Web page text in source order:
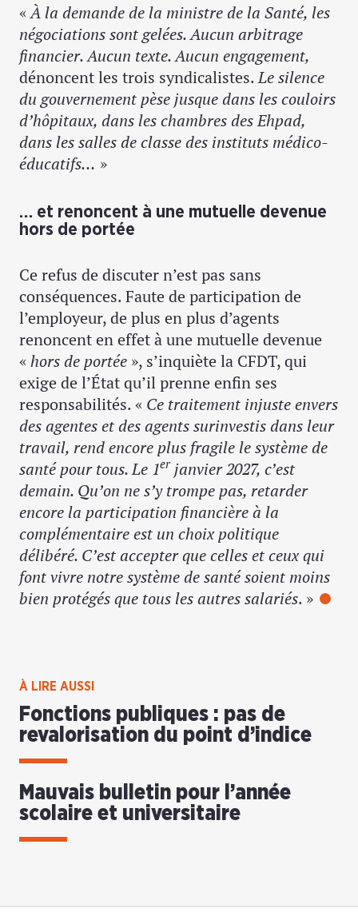
«À la demande de la ministre de la Santé, les
négociations sont gelées. Aucun arbitrage
financier. Aucun texte. Aucun engagement,
dénoncent les trois syndicalistes.Le silence
du gouvernement pèse jusque dans les couloirs
d’hôpitaux, dans les chambres des Ehpad,
dans les salles de classe des instituts médico-
éducatifs… »
… et renoncent à une mutuelle devenue
hors de portée
Ce refus de discuter n’est pas sans
conséquences. Faute de participation de
l’employeur, de plus en plus d’agents
renoncent en effet à une mutuelle devenue
« hors de portée », s’inquiète la CFDT, qui
exige de l’État qu’il prenne enfin ses
responsabilités. « Ce traitement injuste envers
des agentes et des agents surinvestis dans leur
travail, rend encore plus fragile le système de
santé pour tous. Le 1erjanvier 2027, c’est
demain. Qu’on ne s’y trompe pas, retarder
encore la participation financière à la
complémentaire est un choix politique
délibéré. C’est accepter que celles et ceux qui
font vivre notre système de santé soient moins
bien protégés que tous les autres salariés. »
À LIRE AUSSI
Fonctions publiques : pas de
revalorisation du point d’indice
Mauvais bulletin pour l’année
scolaire et universitaire